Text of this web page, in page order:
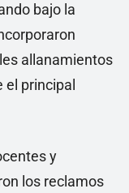
bajo la
allanamientos
principal
y
los reclamos